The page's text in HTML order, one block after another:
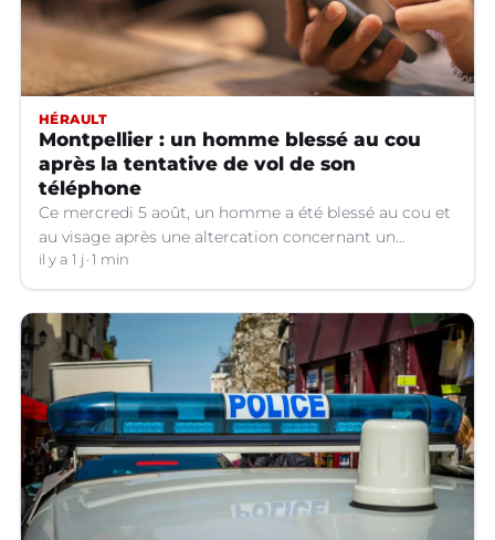
HÉRAULT
Montpellier : un homme blessé au cou
après la tentative de vol de son
téléphone
Ce mercredi 5 août, un homme a été blessé au cou et
au visage après une altercation concernant un
téléphone portable à Montpellier (Hérault).
il y a 1 j 1 min